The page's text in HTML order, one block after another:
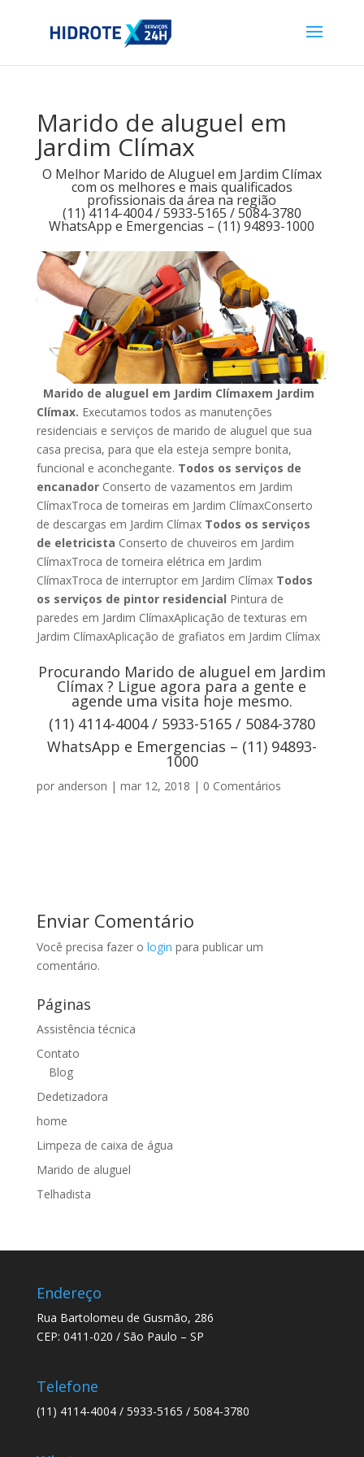
Marido de aluguel em
Jardim Clímax
O Melhor Marido de Aluguel em Jardim Clímax
com os melhores e mais qualificados
profissionais da área na região
(11) 4114-4004 / 5933-5165 / 5084-3780
WhatsApp e Emergencias – (11) 94893-1000
Marido de aluguel em Jardim Clímaxem Jardim
Clímax. Executamos todos as manutenções
residenciais e serviços de marido de aluguel que sua
casa precisa, para que ela esteja sempre bonita,
funcional e aconchegante. Todos os serviços de
encanadorConserto de vazamentos em Jardim
ClímaxTroca de torneiras em Jardim ClímaxConserto
de descargas em Jardim ClímaxTodos os serviços
de eletricista Conserto de chuveiros em Jardim
ClímaxTroca de torneira elétrica em Jardim
ClímaxTroca de interruptor em Jardim Clímax Todos
os serviços de pintor residencial Pintura de
paredes em Jardim ClímaxAplicação de texturas em
Jardim ClímaxAplicação de grafiatos em Jardim Clímax
Procurando Marido de aluguel em Jardim
Clímax ? Ligue agora para a gente e
agende uma visita hoje mesmo.
(11) 4114-4004 / 5933-5165 / 5084-3780
WhatsApp e Emergencias – (11) 94893-
1000
por anderson | mar 12, 2018 | 0 Comentários
Enviar Comentário
Você precisa fazer o login para publicar um
comentário.
Páginas
Assistência técnica
Contato
Blog
Dedetizadora
home
Limpeza de caixa de água
Marido de aluguel
Telhadista
Endereço
Rua Bartolomeu de Gusmão, 286
CEP: 0411-020 / São Paulo – SP
Telefone
(11) 4114-4004 / 5933-5165 / 5084-3780